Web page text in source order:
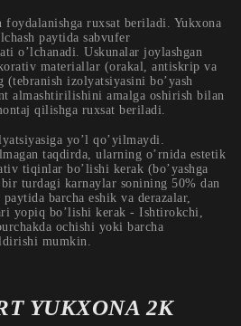
ruxsat beriladi. Yukxona
paytida sabvufer
o’lchanadi. Uskunalar joylashgan
materiallar (orakal, antiskrip va
(tebranish izolyatsiyasini bo’yash
almashtirilishini amalga oshirish bilan
qilishga ruxsat beriladi.
yo’l qo’yilmaydi.
taqdirda, ularning o’rnida estetik
tiqinlar bo’lishi kerak (bo’yashga
turdagi karnaylar sonining 50% dan
barcha eshik va derazalar,
yopiq bo’lishi kerak - Ishtirokchi,
ochishi yoki barcha
mumkin.
YUKXONA 2К